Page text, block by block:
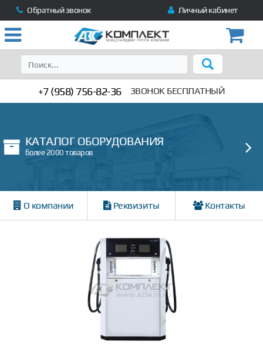
Обратный звонок Личный кабинет
+7 (958) 756-82-36 ЗВОНОК БЕСПЛАТНЫЙ
КАТАЛОГ ОБОРУДОВАНИЯ
более 2000 товаров
О компании Реквизиты Контакты